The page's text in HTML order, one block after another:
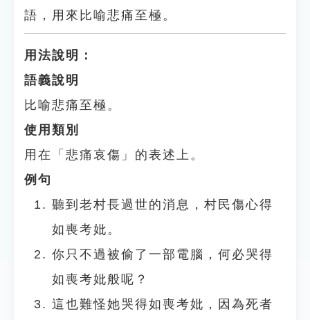
語，用來比喻悲痛至極。
用法說明：
語義說明
比喻悲痛至極。
使用類別
用在「悲痛哀傷」的表述上。
例句
聽到老村長過世的消息，村民傷心得
如喪考妣。
你只不過被偷了一部電腦，何必哭得
如喪考妣般呢？
這也難怪她哭得如喪考妣，因為死者